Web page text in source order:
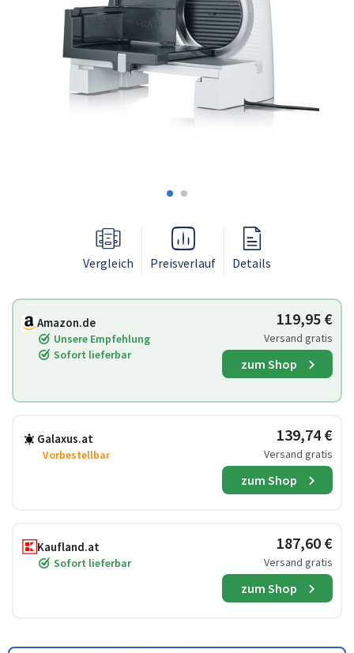
Vergleich Preisverlauf Details
Amazon.de
Unsere Empfehlung
Sofort lieferbar
119,95 €
Versand gratis
zum Shop
Galaxus.at
Vorbestellbar
139,74 €
Versand gratis
zum Shop
Kaufland.at
Sofort lieferbar
187,60 €
Versand gratis
zum Shop